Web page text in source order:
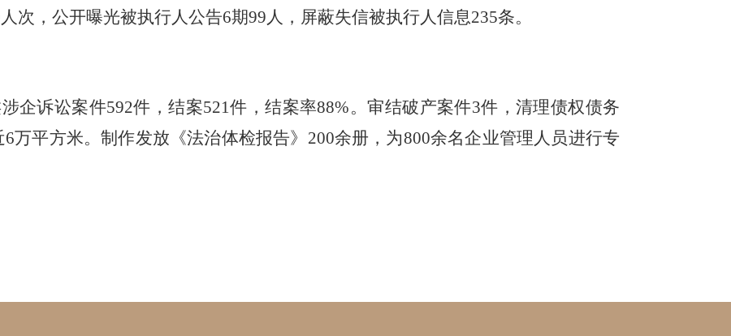
次，公开曝光被执行人公告6期99人，屏蔽失信被执行人信息235条。
企诉讼案件592件，结案521件，结案率88%。审结破产案件3件，清理债权债务
万平方米。制作发放《法治体检报告》200余册，为800余名企业管理人员进行专